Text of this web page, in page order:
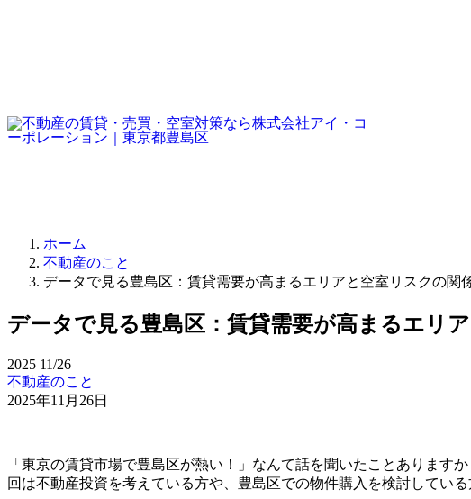
ホーム
不動産のこと
データで見る豊島区：賃貸需要が高まるエリアと空室リスクの関
データで見る豊島区：賃貸需要が高まるエリ
2025 11/26
不動産のこと
2025年11月26日
「東京の賃貸市場で豊島区が熱い！」なんて話を聞いたことありま
回は不動産投資を考えている方や、豊島区での物件購入を検討してい